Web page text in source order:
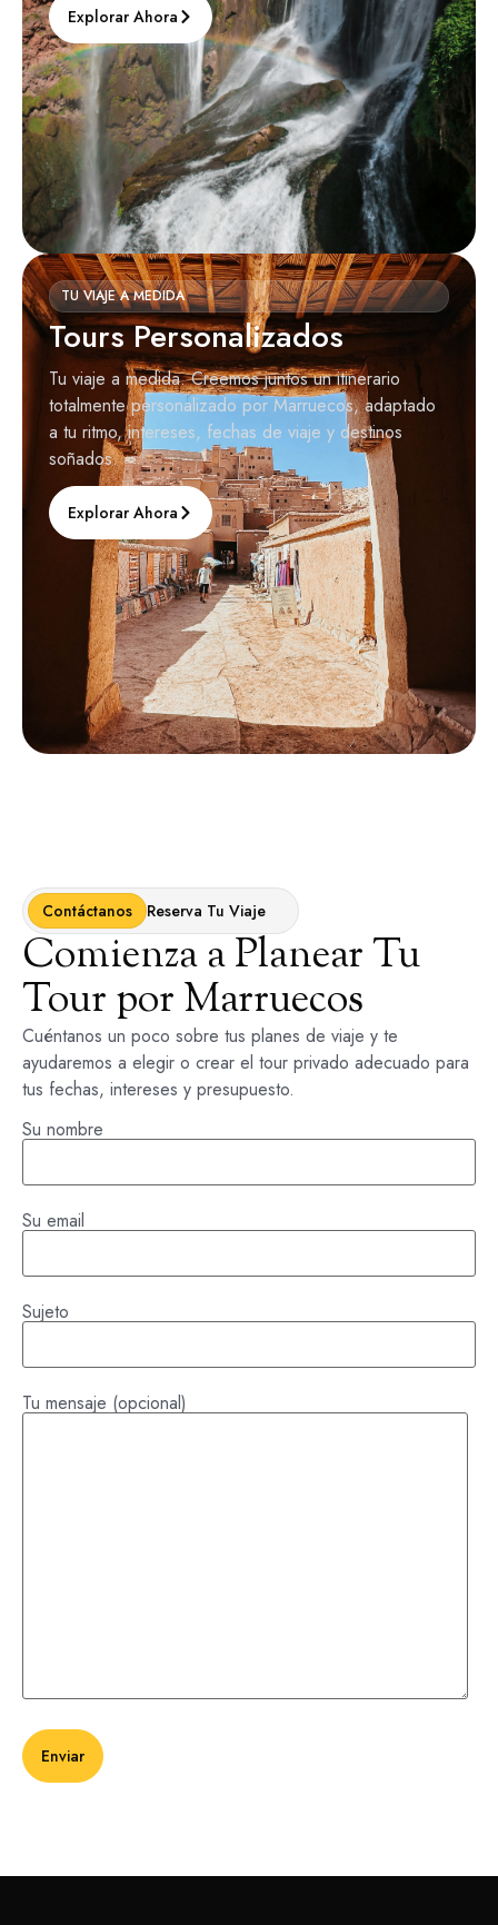
Explorar Ahora
TU VIAJE A MEDIDA
Tours Personalizados
Tu viaje a medida. Creemos juntos un itinerario
totalmente personalizado por Marruecos, adaptado
a tu ritmo, intereses, fechas de viaje y destinos
soñados.
Explorar Ahora
Contáctanos Reserva Tu Viaje
Comienza a Planear Tu
Tour por Marruecos
Cuéntanos un poco sobre tus planes de viaje y te
ayudaremos a elegir o crear el tour privado adecuado para
tus fechas, intereses y presupuesto.
Su nombre
Su email
Sujeto
Tu mensaje (opcional)